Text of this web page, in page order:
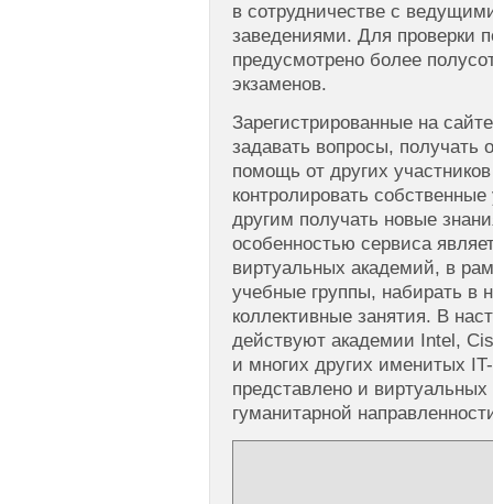
в сотрудничестве с
заведениями. Для проверки
предусмотрено более
экзаменов.
Зарегистрированные на
задавать вопросы,
помощь от других
контролировать
другим получать новые
особенностью сервиса
виртуальных академий, в
учебные группы, набирать в
коллективные занятия. В
действуют академии Intel,
и многих других именитых
представлено и
гуманитарной